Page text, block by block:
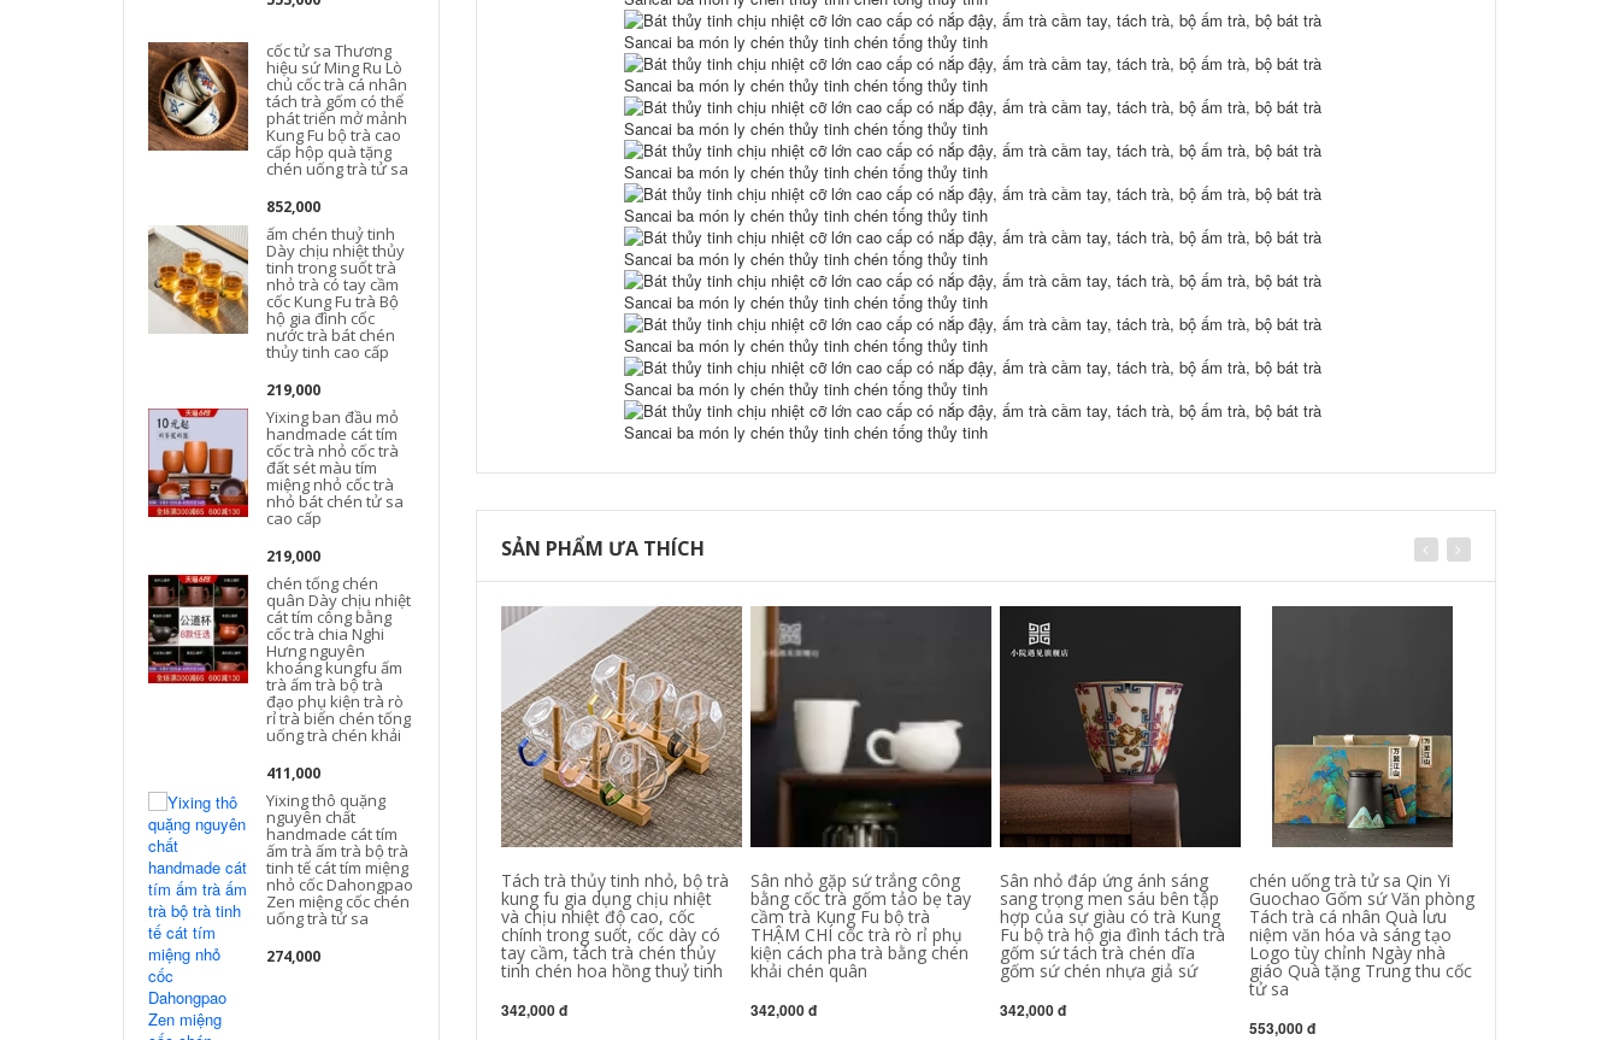
cốc tử sa Thương
hiệu sứ Ming Ru Lò
chủ cốc trà cá nhân
tách trà gốm có thể
phát triển mở mảnh
Kung Fu bộ trà cao
cấp hộp quà tặng
chén uống trà tử sa
852,000
ấm chén thuỷ tinh
Dày chịu nhiệt thủy
tinh trong suốt trà
nhỏ trà có tay cầm
cốc Kung Fu trà Bộ
hộ gia đình cốc
nước trà bát chén
thủy tinh cao cấp
219,000
Yixing ban đầu mỏ
handmade cát tím
cốc trà nhỏ cốc trà
đất sét màu tím
miệng nhỏ cốc trà
nhỏ bát chén tử sa
cao cấp
219,000
chén tống chén
quân Dày chịu nhiệt
cát tím công bằng
cốc trà chia Nghi
Hưng nguyên
khoáng kungfu ấm
trà ấm trà bộ trà
đạo phụ kiện trà rò
rỉ trà biển chén tống
uống trà chén khải
411,000
Yixing thô quặng
nguyên chất
handmade cát tím
ấm trà ấm trà bộ trà
tinh tế cát tím miệng
nhỏ cốc Dahongpao
Zen miệng cốc chén
uống trà tử sa
274,000
chén tống chén
quân Yixing ban
đầu nồi cát tím Kung
Fu bộ trà trà đạo
Dahongpao Ruyi
Justice Cup chén
khải uống trà chén
chén khải pha trà
Trong mọi thời đại,
Yixing quặng thô
nguyên chất được
làm thủ công bằng
tay cát tím công
bằng cốc Kung Fu
bộ trà trà đạo phụ
kiện Dahongpao
Linghua cốc cách
pha trà bằng chén
khải chén quân
Nghi Hưng nguyên
đạo phụ kiện
nguyên quặng
Dahongpao Zhuni
cốc chén quân chén
tống pha trà
chén khải tử sa Qua
các thời đại, ấm cát
tím quặng nguyên
bản của Yixing, bộ
trà Kung Fu, phụ
kiện trà đạo, cốc hội
chợ hương hoa sen
xi măng trong suốt
chén khải pha trà
chén quân
chén tử sa
Yishatang Yixing đất
sét tím cốc nguyên
chất thủ công ban
đầu khoáng đất sét
tím Hán phong cách
cốc nam văn phòng
tại nhà trà chén tử
sa ấm chén tử sa
2,980,000
Nghi Hưng Zisha
cốc nguyên chất
handmade nam nữ
công suất lớn trà có
nắp cốc nước nhà
tặng sen cốc ấm
chén tử sa chén
uống trà tử sa
1,882,000
Yishatang Yixing
Zisha Cốc Trà Thủ
Công Hoàn Toàn Có
Nắp Đậy Cho Hộ Gia
Đình Dung Tích Lớn
Cốc Cốc Dành Cho
Nam Và Nữ am
chen tu sa cốc tử sa
2,002,000
Yixing Zisha Cup Nổi
Chạm Khắc Trà Có
Nữ Cốc Nước Dung
14,710,000
cốc tử sa Yixing
Zisha Cup Nổi Tiếng
Đậy Cho Văn Phòng
Tại Nhà Nam Nữ Cá
Nhân Cốc Nước
Dung Tích Lớn am
chen tu sa chén tử
sa cao cấp
8,810,000
Yixing Zisha Cup Nổi
Tiếng Trà Thủ Công
Có Nắp Đậy Cho Văn
Phòng Tại Nhà Nam
Nữ Công Suất Lớn
Cốc Nước Đậm
Hương Thơm cốc
chén tử sa cao cấp
am chen tu sa
SẢN PHẨM ƯA THÍCH
Tách trà thủy tinh nhỏ, bộ trà
kung fu gia dụng chịu nhiệt
và chịu nhiệt độ cao, cốc
chính trong suốt, cốc dày có
tay cầm, tách trà chén thủy
tinh chén hoa hồng thuỷ tinh
342,000 đ
Sân nhỏ gặp sứ trắng công
bằng cốc trà gốm tảo bẹ tay
cầm trà Kung Fu bộ trà
THẬM CHÍ cốc trà rò rỉ phụ
kiện cách pha trà bằng chén
khải chén quân
342,000 đ
Sân nhỏ đáp ứng ánh sáng
sang trọng men sáu bên tập
hợp của sự giàu có trà Kung
Fu bộ trà hộ gia đình tách trà
gốm sứ tách trà chén dĩa
gốm sứ chén nhựa giả sứ
342,000 đ
chén uống trà tử sa Qin Yi
Guochao Gốm sứ Văn phòng
Tách trà cá nhân Quà lưu
niệm văn hóa và sáng tạo
Logo tùy chỉnh Ngày nhà
giáo Quà tặng Trung thu cốc
tử sa
553,000 đ